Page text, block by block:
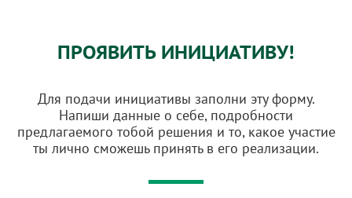
ПРОЯВИТЬ ИНИЦИАТИВУ!
Для подачи инициативы заполни эту форму.
Напиши данные о себе, подробности
предлагаемого тобой решения и то, какое участие
ты лично сможешь принять в его реализации.